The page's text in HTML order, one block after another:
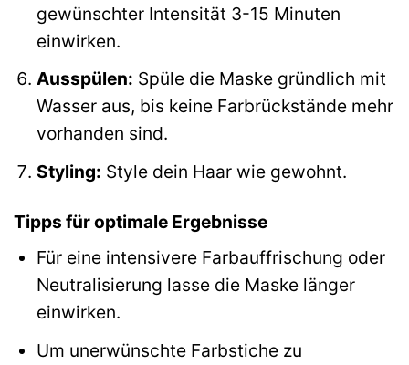
gewünschter Intensität 3-15 Minuten
einwirken.
Ausspülen: Spüle die Maske gründlich mit
Wasser aus, bis keine Farbrückstände mehr
vorhanden sind.
Styling: Style dein Haar wie gewohnt.
Tipps für optimale Ergebnisse
Für eine intensivere Farbauffrischung oder
Neutralisierung lasse die Maske länger
einwirken.
Um unerwünschte Farbstiche zu